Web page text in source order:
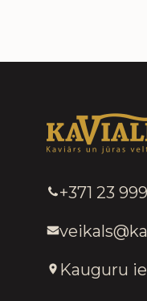
+371 23
Kauguru